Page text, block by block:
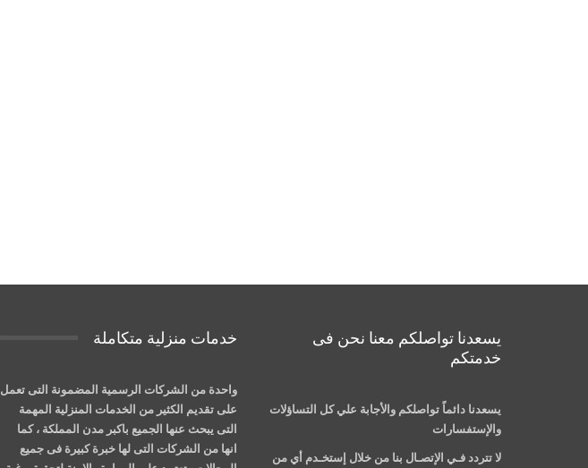
يسعدنا تواصلكم معنا نحن فى
خدمتكم
يسعدنا دائماً تواصلكم والأجابة علي كل التساؤلات
والإستفسارات
لا تتردد فـي الإتصـال بنا من خلال إستخـدم أي من
خدمات منزلية متكاملة
واحدة من الشركات الرسمية المضمونة التى تعمل
على تقديم الكثير من الخدمات المنزلية المهمة
التى يبحث عنها الجميع باكبر مدن المملكة ، كما
انها من الشركات التى لها خبرة كبيرة فى جميع